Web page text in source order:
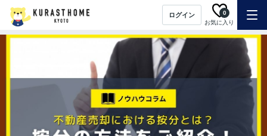
ログイン
お気に入り
0